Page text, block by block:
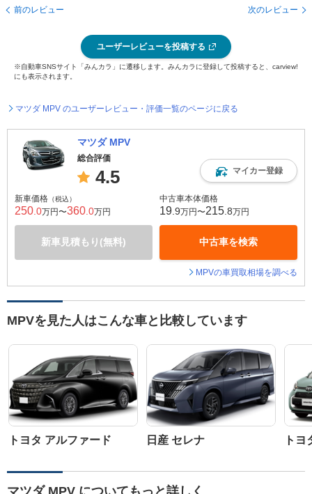
前のレビュー 次のレビュー
ユーザーレビューを投稿する
※自動車SNSサイト「みんカラ」に遷移します。みんカラに登録して投稿すると、carview!
にも表示されます。
マツダ MPV のユーザーレビュー・評価一覧のページに戻る
マツダ MPV
総合評価
4.5 マイカー登録
新車価格 （税込）
250 .0万円〜360 .0万円
新車見積もり(無料)
中古車本体価格
19 .9万円〜215 .8万円
中古車を検索
MPVの車買取相場を調べる
MPVを見た人はこんな車と比較しています
トヨタ アルファード 日産 セレナ ト